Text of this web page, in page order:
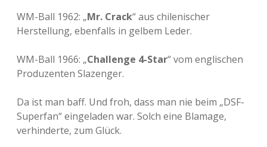
WM-Ball 1962: „Mr. Crack“ aus chilenischer
Herstellung, ebenfalls in gelbem Leder.
WM-Ball 1966: „Challenge 4-Star“ vom englischen
Produzenten Slazenger.
Da ist man baff. Und froh, dass man nie beim „DSF-
Superfan“ eingeladen war. Solch eine Blamage,
verhinderte, zum Glück.